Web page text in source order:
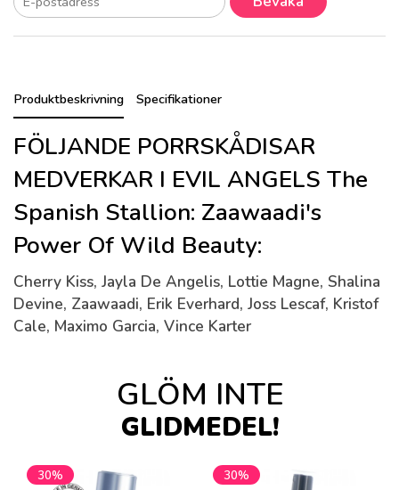
Produktbeskrivning Specifikationer
FÖLJANDE PORRSKÅDISAR
MEDVERKAR I EVIL ANGELS The
Spanish Stallion: Zaawaadi's
Power Of Wild Beauty:
Cherry Kiss, Jayla De Angelis, Lottie Magne, Shalina
Devine, Zaawaadi, Erik Everhard, Joss Lescaf, Kristof
Cale, Maximo Garcia, Vince Karter
GLÖM INTE
GLIDMEDEL!
30% 30%